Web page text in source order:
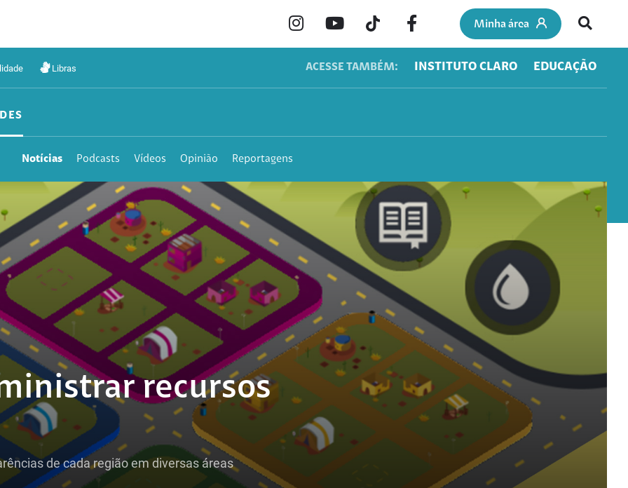
Minha área
Libras ACESSE TAMBÉM: INSTITUTO CLARO EDUCAÇÃO
Notícias Podcasts Vídeos Opinião Reportagens
recursos
de cada região em diversas áreas